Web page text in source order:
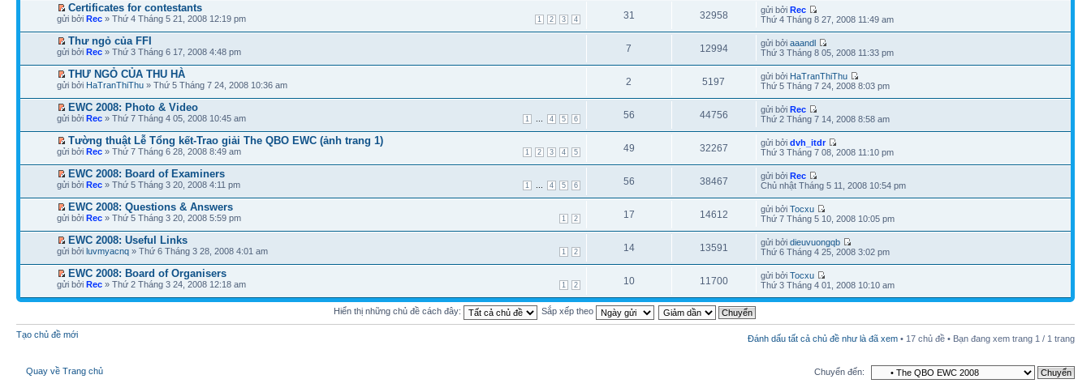
Certificates for contestants
1 2 3 4
gửi bởi Rec » Thứ 4 Tháng 5 21, 2008 12:19 pm 31 32958 gửi bởiRec
Thứ 4 Tháng 8 27, 2008 11:49 am
Thư ngỏ của FFI
gửi bởi Rec » Thứ 3 Tháng 6 17, 2008 4:48 pm 7 12994 gửi bởiaaandl
Thứ 3 Tháng 8 05, 2008 11:33 pm
THƯ NGỎ CỦA THU HÀ
gửi bởi HaTranThiThu » Thứ 5 Tháng 7 24, 2008 10:36 am 2 5197 gửi bởi HaTranThiThu
Thứ 5 Tháng 7 24, 2008 8:03 pm
EWC 2008: Photo & Video
1 4 5 6
gửi bởi Rec » Thứ 7 Tháng 4 05, 2008 10:45 am 56 44756 gửi bởiRec
Thứ 2 Tháng 7 14, 2008 8:58 am
Tường thuật Lễ Tổng kết-Trao giải The QBO EWC (ảnh trang 1)
1 2 3 4 5
gửi bởi Rec » Thứ 7 Tháng 6 28, 2008 8:49 am 49 32267 gửi bởidvh_itdr
Thứ 3 Tháng 7 08, 2008 11:10 pm
EWC 2008: Board of Examiners
1 4 5 6
gửi bởi Rec » Thứ 5 Tháng 3 20, 2008 4:11 pm 56 38467 gửi bởiRec
Chủ nhật Tháng 5 11, 2008 10:54 pm
EWC 2008: Questions & Answers
1 2
gửi bởi Rec » Thứ 5 Tháng 3 20, 2008 5:59 pm 17 14612 gửi bởiTocxu
Thứ 7 Tháng 5 10, 2008 10:05 pm
EWC 2008: Useful Links
1 2
gửi bởi luvmyacnq » Thứ 6 Tháng 3 28, 2008 4:01 am 14 13591 gửi bởidieuvuongqb
Thứ 6 Tháng 4 25, 2008 3:02 pm
EWC 2008: Board of Organisers
1 2
gửi bởi Rec » Thứ 2 Tháng 3 24, 2008 12:18 am 10 11700 gửi bởiTocxu
Thứ 3 Tháng 4 01, 2008 10:10 am
Hiển thị những chủ đề cách đây: Sắp xếp theo
Tạo chủ đề mới Đánh dấu tất cả chủ đề như là đã xem • 17 chủ đề • Bạn đang xem trang 1 / 1 trang
Quay về Trang chủ Chuyển đến: